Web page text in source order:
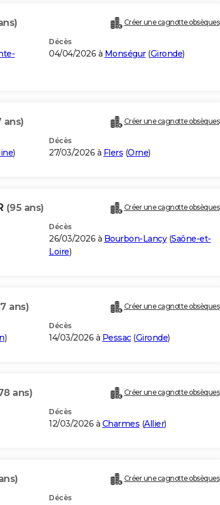
Créer une cagnotte obsèques
Décès
04/04/2026 à Monségur(Gironde)
ans) Créer une cagnotte obsèques
)
Décès
27/03/2026 à Flers (Orne)
(95 ans) Créer une cagnotte obsèques
Décès
26/03/2026 à Bourbon-Lancy(Saône-et-
Loire)
ans) Créer une cagnotte obsèques
)
Décès
14/03/2026 à Pessac(Gironde)
ans) Créer une cagnotte obsèques
Décès
12/03/2026 à Charmes (Allier)
Créer une cagnotte obsèques
Décès